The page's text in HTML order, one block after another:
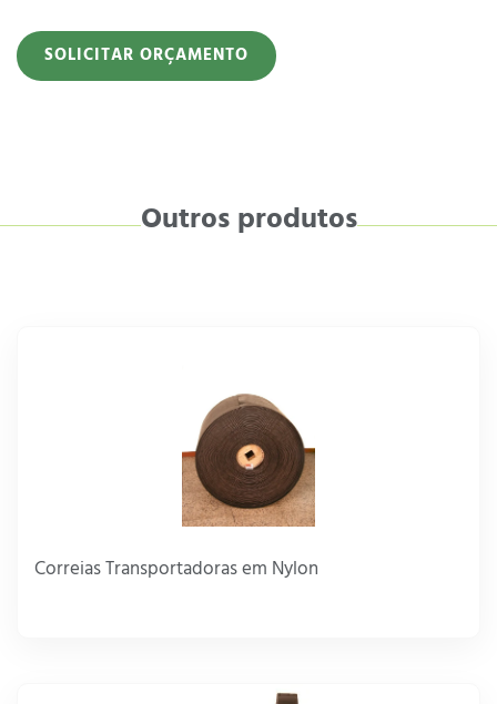
SOLICITAR ORÇAMENTO
Outros produtos
Correias Transportadoras em Nylon